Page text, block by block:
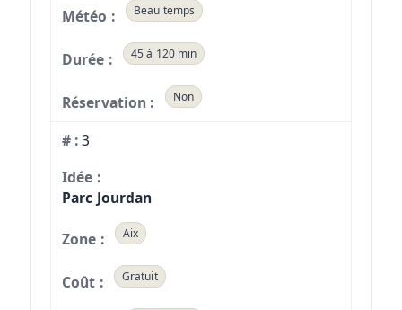
Beau temps
45 à 120 min
Non
3
Parc Jourdan
Aix
Gratuit